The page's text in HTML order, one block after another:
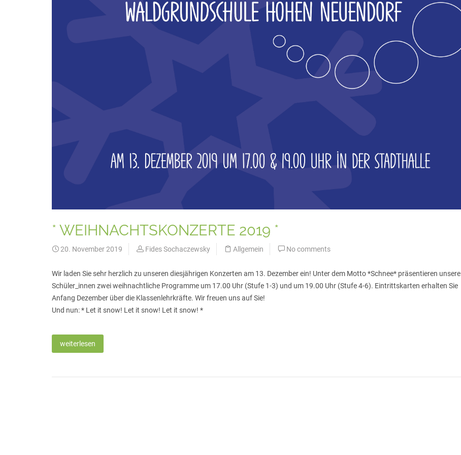
* WEIHNACHTSKONZERTE 2019 *
20. November 2019 Fides Sochaczewsky Allgemein No comments
Wir laden Sie sehr herzlich zu unseren diesjährigen Konzerten am 13. Dezember ein! Unter dem Motto *Schnee* präsentieren unsere
Schüler_innen zwei weihnachtliche Programme um 17.00 Uhr (Stufe 1-3) und um 19.00 Uhr (Stufe 4-6). Eintrittskarten erhalten Sie
Anfang Dezember über die Klassenlehrkräfte. Wir freuen uns auf Sie!
Und nun: * Let it snow! Let it snow! Let it snow! *
weiterlesen